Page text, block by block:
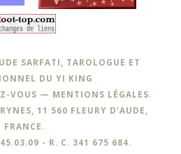
SARFATI, TAROLOGUE ET
DU YI KING
VOUS — MENTIONS LÉGALES.
11 560 FLEURY D’AUDE,
FRANCE.
- R. C. 341 675 684.